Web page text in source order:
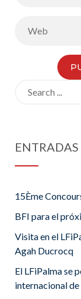
15Ème
BFI para el
Visita en el
Agah Ducrocq
El LFiPalma se
internacional de